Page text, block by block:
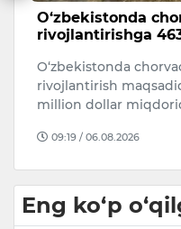
O‘zbekistonda
rivojlantirishga
O‘zbekistonda
rivojlantirish
million dollar
09:19 / 06.08.2026
Eng ko‘p